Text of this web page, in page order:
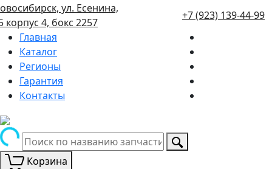
ул. Есенина,
корпус 4, бокс 2257
+7 (923) 139-44-99
Главная
Каталог
Регионы
Гарантия
Контакты
Корзина